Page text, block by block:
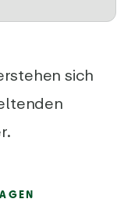
sich